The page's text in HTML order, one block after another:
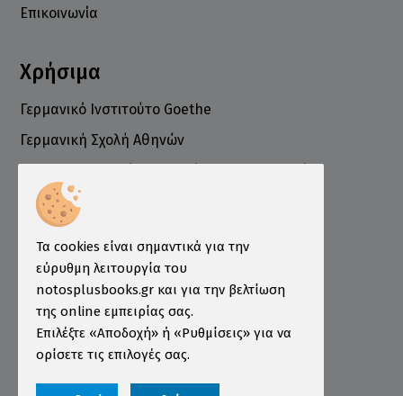
Επικοινωνία
Χρήσιμα
Γερμανικό Ινστιτούτο Goethe
Γερμανική Σχολή Αθηνών
Επιμελητήριο
Ινστιτούτο ÖSD Ελλάδας
Πληροφορίες
Τρόποι Παραγγελίας
Τρόποι Πληρωμής
Τρόποι Αποστολής
Τα cookies είναι σημαντικά για την
εύρυθμη λειτουργία του
notosplusbooks.gr και για την βελτίωση
της online εμπειρίας σας.
Επιλέξτε «Αποδοχή» ή «Ρυθμίσεις» για να
ορίσετε τις επιλογές σας.